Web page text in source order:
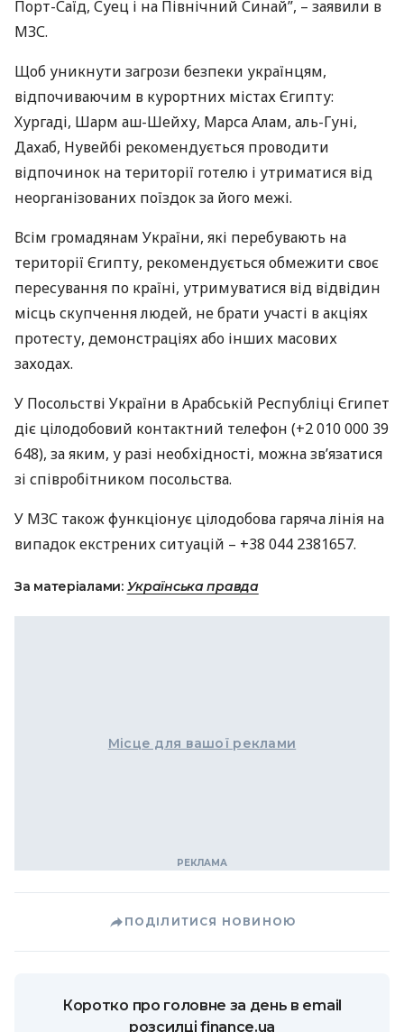
Порт-Саїд, Суец і на Північний Синай”, – заявили в
МЗС.
Щоб уникнути загрози безпеки українцям,
відпочиваючим в курортних містах Єгипту:
Хургаді, Шарм аш-Шейху, Марса Алам, аль-Гуні,
Дахаб, Нувейбі рекомендується проводити
відпочинок на території готелю і утриматися від
неорганізованих поїздок за його межі.
Всім громадянам України, які перебувають на
території Єгипту, рекомендується обмежити своє
пересування по країні, утримуватися від відвідин
місць скупчення людей, не брати участі в акціях
протесту, демонстраціях або інших масових
заходах.
У Посольстві України в Арабській Республіці Єгипет
діє цілодобовий контактний телефон (+2 010 000 39
648), за яким, у разі необхідності, можна зв’язатися
зі співробітником посольства.
У МЗС також функціонує цілодобова гаряча лінія на
випадок екстрених ситуацій – +38 044 2381657.
За матеріалами: Українська правда
Місце для вашої реклами
ПОДІЛИТИСЯ НОВИНОЮ
Коротко про головне за день в email
розсилці finance.ua